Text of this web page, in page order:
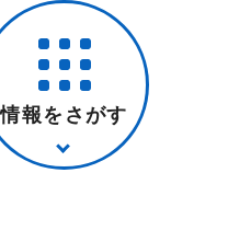
情報をさがす